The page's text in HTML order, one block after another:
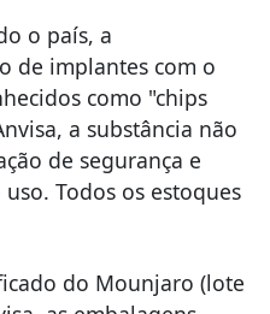
o país, a
de implantes com o
como "chips
a substância não
de segurança e
Todos os estoques
do Mounjaro (lote